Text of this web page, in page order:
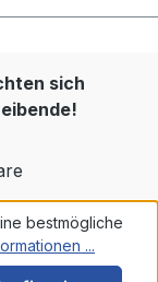
sich
bestmögliche
...